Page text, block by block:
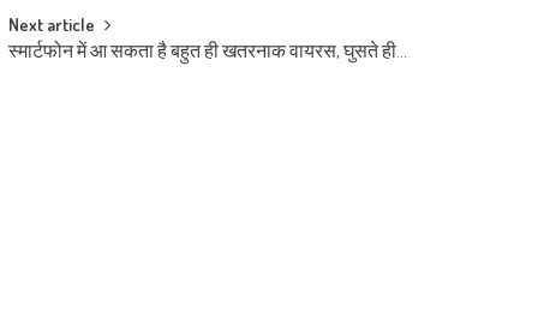
Next article
स्मार्टफोन में आ सकता है बहुत ही खतरनाक वायरस, घुसते ही…